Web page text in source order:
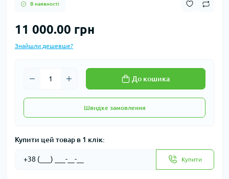
В наявності
11 000.00 грн
Знайшли дешевше?
До кошика
Швидке замовлення
Купити цей товар в 1 клік:
Купити